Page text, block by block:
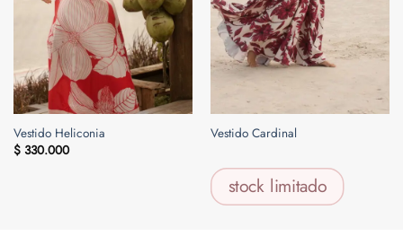
Vestido Heliconia
$330.000
Vestido Cardinal
stock limitado
$ 400.000